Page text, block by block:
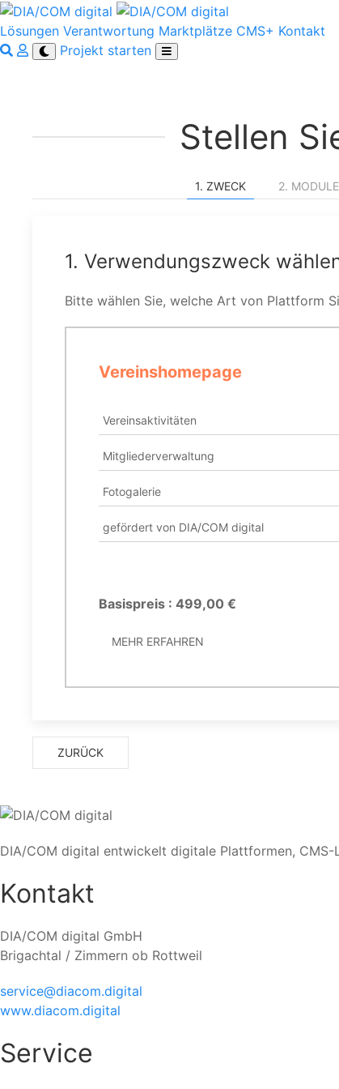
Lösungen Verantwortung Marktplätze CMS+ Kontakt
Projekt starten
Stellen
1. ZWECK 2. MODULE
1. Verwendungszweck
Bitte wählen Sie, welche Art von Plattform
Vereinshomepage
Vereinsaktivitäten
Mitgliederverwaltung
Fotogalerie
gefördert von DIA/COM digital
Basispreis : 499,00 €
MEHR ERFAHREN
ZURÜCK
DIA/COM digital entwickelt digitale Plattformen,
Kontakt
DIA/COM digital GmbH
Brigachtal / Zimmern ob Rottweil
service@diacom.digital
www.diacom.digital
Service